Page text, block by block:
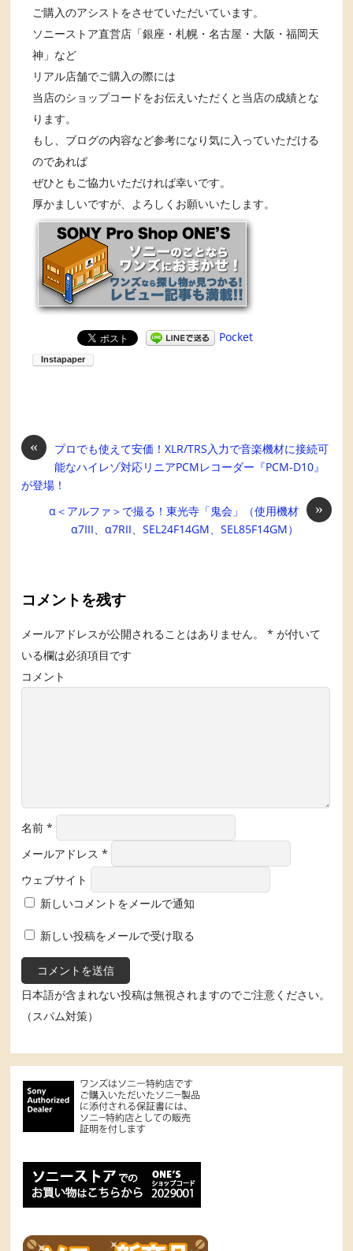
ご購入のアシストをさせていただいています。
ソニーストア直営店「銀座・札幌・名古屋・大阪・福岡天
神」など
リアル店舗でご購入の際には
当店のショップコードをお伝えいただくと当店の成績とな
ります。
もし、ブログの内容など参考になり気に入っていただける
のであれば
ぜひともご協力いただければ幸いです。
厚かましいですが、よろしくお願いいたします。
Pocket
«
プロでも使えて安価！XLR/TRS入力で音楽機材に接続可
能なハイレゾ対応リニアPCMレコーダー『PCM-D10』
が登場！
»
α＜アルファ＞で撮る！東光寺「鬼会」（使用機材
α7III、α7RII、SEL24F14GM、SEL85F14GM）
コメントを残す
メールアドレスが公開されることはありません。 * が付いて
いる欄は必須項目です
コメント
名前*
メールアドレス*
ウェブサイト
新しいコメントをメールで通知
新しい投稿をメールで受け取る
日本語が含まれない投稿は無視されますのでご注意ください。
（スパム対策）